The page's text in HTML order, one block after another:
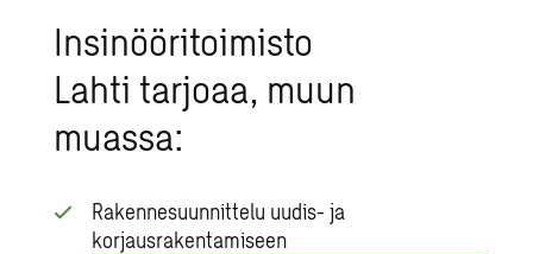
Insinööritoimisto
Lahti tarjoaa, muun
muassa:
Rakennesuunnittelu uudis- ja
korjausrakentamiseen